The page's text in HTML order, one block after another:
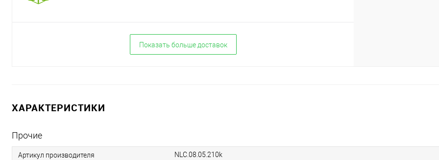
Показать больше доставок
ХАРАКТЕРИСТИКИ
Прочие
Артикул производителя NLC.08.05.210k